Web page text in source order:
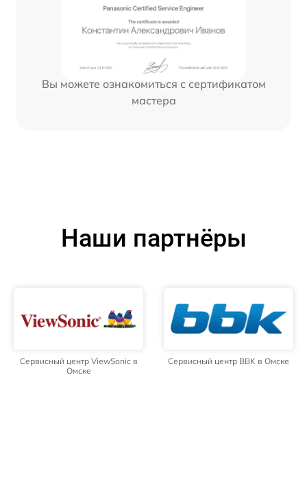
Вы можете ознакомиться с сертификатом
мастера
Наши партнёры
Сервисный центр ViewSonic в
Омске
Сервисный центр BBK в Омске